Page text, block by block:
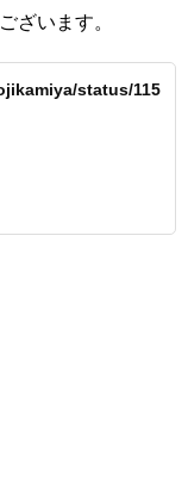
います。
status/115